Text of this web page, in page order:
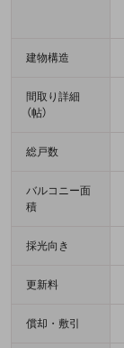
建物構造
間取り詳細
（帖）
総戸数
バルコニー面
積
採光向き
更新料
償却・敷引